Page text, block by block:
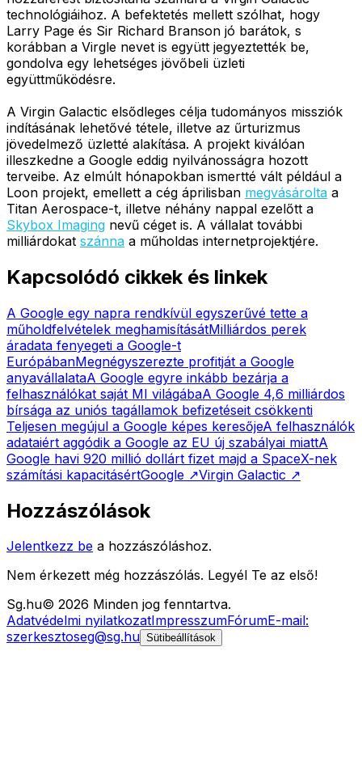
technológiáihoz. A befektetés mellett szólhat, hogy
Larry Page és Sir Richard Branson jó barátok, s
korábban a Virgle nevet is együtt jegyeztették be,
gondolva egy lehetséges jövőbeli üzleti
együttműködésre.
A Virgin Galactic elsődleges célja tudományos missziók
indításának lehetővé tétele, illetve az űrturizmus
jövedelmező üzletté alakítása. A projekt kiválóan
illeszkedne a Google eddig nyilvánosságra hozott
terveibe. Az elmúlt hónapokban ismertté vált például a
Loon projekt, emellett a cég áprilisban megvásárolta a
Titan Aerospace-t, illetve néhány nappal ezelőtt a
Skybox Imaging nevű céget is. A vállalat további
milliárdokat szánna a műholdas internetprojektjére.
Kapcsolódó cikkek és linkek
A Google egy napra rendkívül egyszerűvé tette a
műholdfelvételek meghamisításátMilliárdos perek
áradata fenyegeti a Google-t
EurópábanMegnégyszerezte profitját a Google
anyavállalataA Google egyre inkább bezárja a
felhasználókat saját MI világábaA Google 4,6 milliárdos
bírsága az uniós tagállamok befizetéseit csökkenti
Teljesen megújul a Google képes keresőjeA felhasználók
adataiért aggódik a Google az EU új szabályai miattA
Google havi 920 millió dollárt fizet majd a SpaceX-nek
számítási kapacitásértGoogle ↗Virgin Galactic ↗
Hozzászólások
Jelentkezz be a hozzászóláshoz.
Nem érkezett még hozzászólás. Legyél Te az első!
Sg.hu© 2026 Minden jog fenntartva.
Adatvédelmi nyilatkozatImpresszumFórumE-mail:
szerkesztoseg@sg.hu Sütibeállítások